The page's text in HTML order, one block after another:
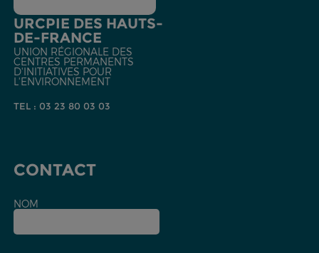
URCPIE DES HAUTS-
DE-FRANCE
UNION RÉGIONALE DES
CENTRES PERMANENTS
D'INITIATIVES POUR
L'ENVIRONNEMENT
TEL : 03 23 80 03 03
CONTACT
NOM